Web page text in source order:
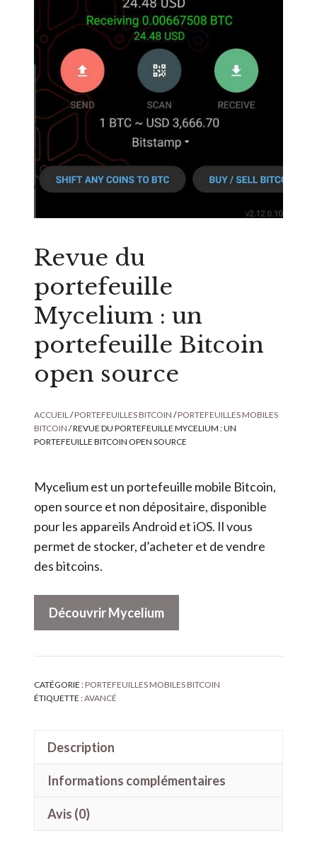
Revue du
portefeuille
Mycelium : un
portefeuille Bitcoin
open source
ACCUEIL/PORTEFEUILLES BITCOIN /PORTEFEUILLES MOBILES
BITCOIN / REVUE DU PORTEFEUILLE MYCELIUM : UN
PORTEFEUILLE BITCOIN OPEN SOURCE
Mycelium est un portefeuille mobile Bitcoin,
open source et non dépositaire, disponible
pour les appareils Android et iOS. Il vous
permet de stocker, d’acheter et de vendre
des bitcoins.
Découvrir Mycelium
r
n
i
CATÉGORIE : PORTEFEUILLES MOBILES BITCOIN
ÉTIQUETTE :AVANCÉ
Description
Informations complémentaires
Avis (0)